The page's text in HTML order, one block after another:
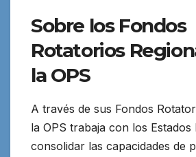
Sobre los Fondos
Rotatorios
la OPS
A través de sus Fondos
la OPS trabaja con los
consolidar las capacidades de